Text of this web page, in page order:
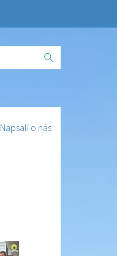
Napsali o nás